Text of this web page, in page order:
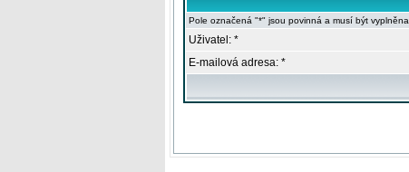
Pole označená "*" jsou povinná a musí být vyplněna
Uživatel: *
E-mailová adresa: *